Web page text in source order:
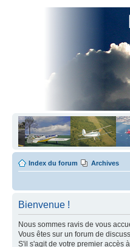
Index du forum Archives
Bienvenue !
Nous sommes ravis de vous
Vous êtes sur un forum de
S'il s'agit de votre premier accès